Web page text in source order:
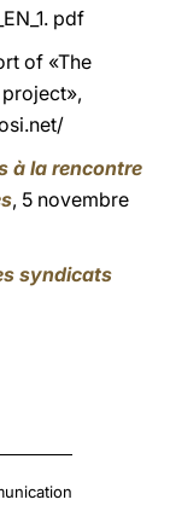
pdf
of «The
à la rencontre
, 5 novembre
syndicats